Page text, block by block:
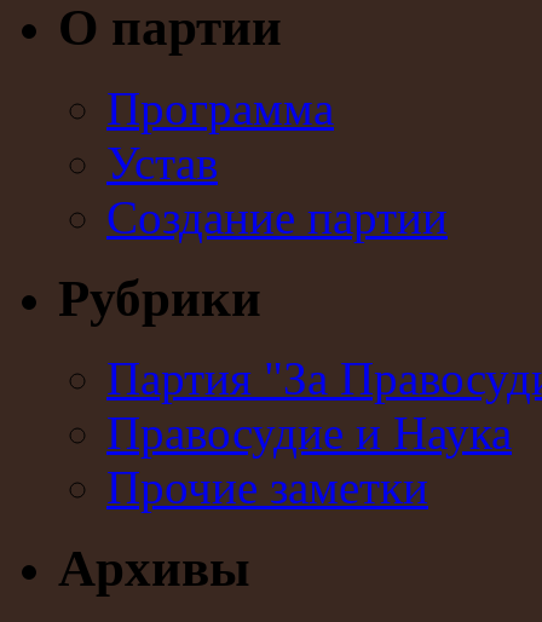
О партии
Программа
Устав
Создание партии
Рубрики
Партия "За
Правосудие и Наука
Прочие заметки
Архивы